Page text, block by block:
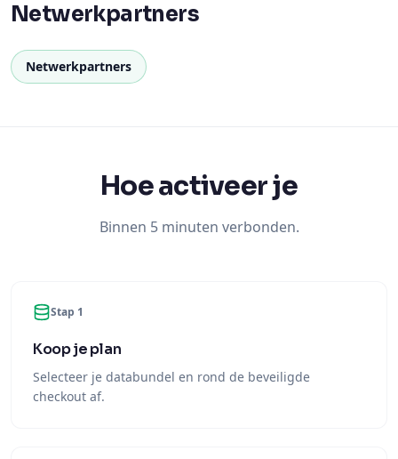
Netwerkpartners
Netwerkpartners
Hoe activeer je
Binnen 5 minuten verbonden.
Stap 1
Koop je plan
Selecteer je databundel en rond de beveiligde
checkout af.